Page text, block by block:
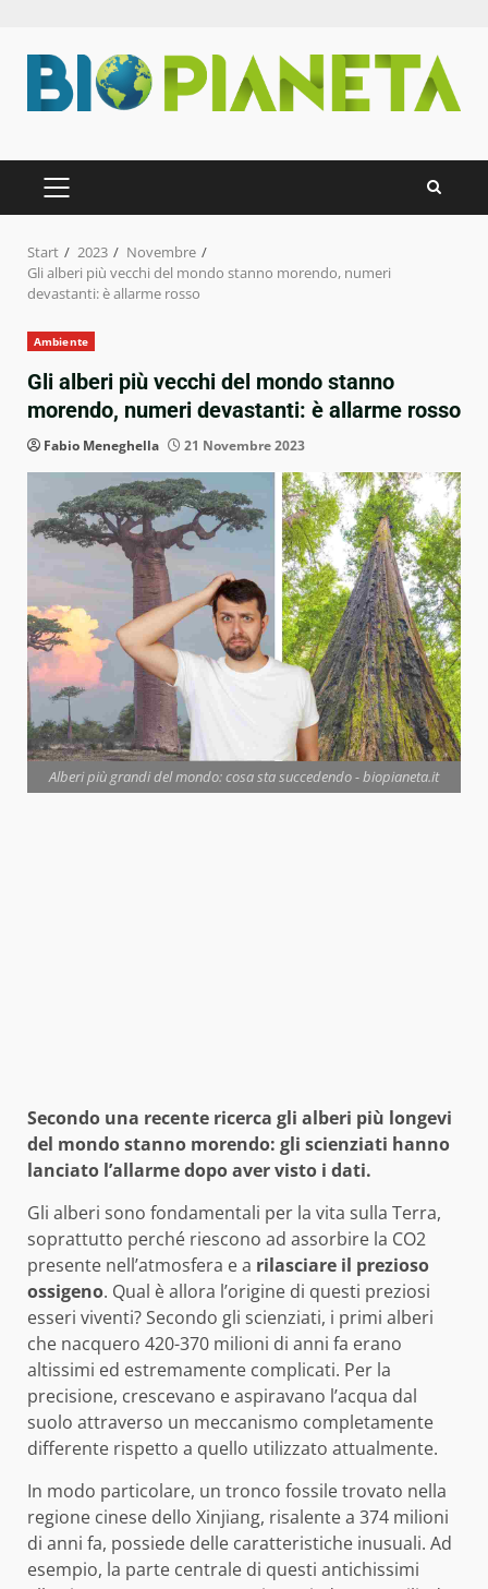
Inhalt
springen
PRIMÄRES
MENÜ
Start 2023
Novembre
Gli alberi più vecchi del mondo stanno morendo, numeri
devastanti: è allarme rosso
Ambiente
Gli alberi più vecchi del mondo stanno
morendo, numeri devastanti: è allarme rosso
Fabio Meneghella 21 Novembre 2023
Alberi più grandi del mondo: cosa sta succedendo - biopianeta.it
Secondo una recente ricerca gli alberi più longevi
del mondo stanno morendo: gli scienziati hanno
lanciato l’allarme dopo aver visto i dati.
Gli alberi sono fondamentali per la vita sulla Terra,
soprattutto perché riescono ad assorbire la CO2
presente nell’atmosfera e a rilasciare il prezioso
ossigeno. Qual è allora l’origine di questi preziosi
esseri viventi? Secondo gli scienziati, i primi alberi
che nacquero 420-370 milioni di anni fa erano
altissimi ed estremamente complicati. Per la
precisione, crescevano e aspiravano l’acqua dal
suolo attraverso un meccanismo completamente
differente rispetto a quello utilizzato attualmente.
In modo particolare, un tronco fossile trovato nella
regione cinese dello Xinjiang, risalente a 374 milioni
di anni fa, possiede delle caratteristiche inusuali. Ad
esempio, la parte centrale di questi antichissimi